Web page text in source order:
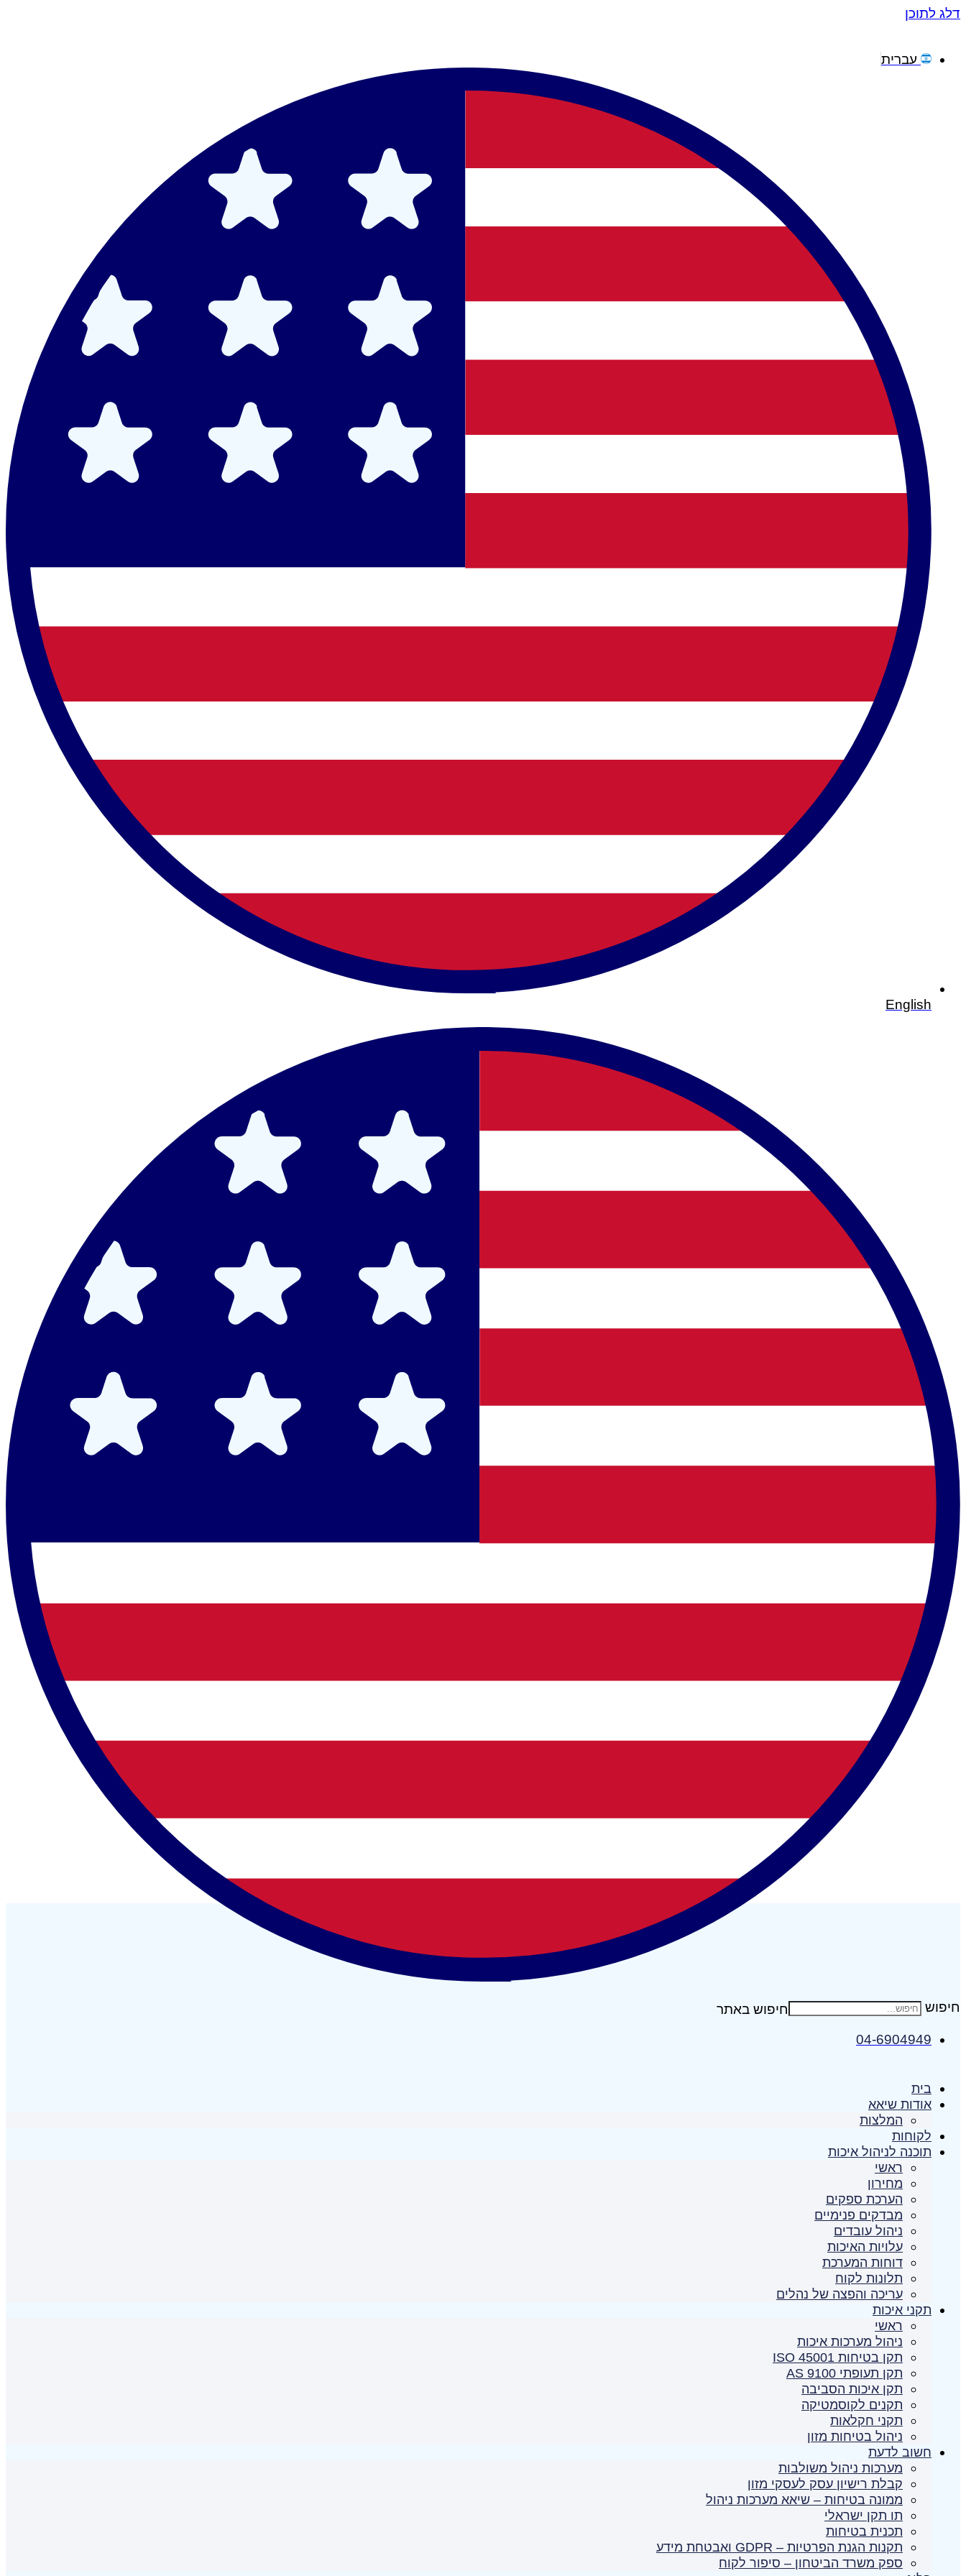
דלג לתוכן
עברית
English
חיפוש
04-6904949
בית
אודות שיאא
המלצות
לקוחות
תוכנה לניהול איכות
ראשי
מחירון
הערכת ספקים
מבדקים פנימיים
ניהול עובדים
עלויות האיכות
דוחות המערכת
תלונות לקוח
עריכה והפצה של נהלים
תקני איכות
ראשי
ניהול מערכות איכות
תקן בטיחות ISO 45001
תקן תעופתי AS 9100
תקן איכות הסביבה
תקנים לקוסמטיקה
תקני חקלאות
ניהול בטיחות מזון
חשוב לדעת
מערכות ניהול משולבות
קבלת רישיון עסק לעסקי מזון
ממונה בטיחות – שיאא מערכות ניהול
תו תקן ישראלי
תכנית בטיחות
תקנות הגנת הפרטיות – GDPR ואבטחת מידע
ספק משרד הביטחון – סיפור לקוח